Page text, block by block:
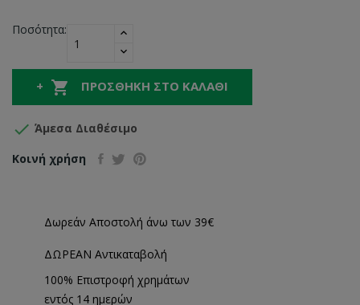
Ποσότητα:
 ΠΡΟΣΘΉΚΗ ΣΤΟ ΚΑΛΆΘΙ
 Άμεσα Διαθέσιμο
Κοινή χρήση
Δωρεάν Αποστολή άνω των 39€
ΔΩΡΕΑΝ Αντικαταβολή
100% Επιστροφή χρημάτων
εντός 14 ημερών